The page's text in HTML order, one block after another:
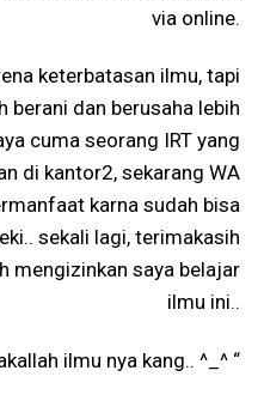
via online.
keterbatasan ilmu, tapi
berani dan berusaha lebih
cuma seorang IRT yang
di kantor2, sekarang WA
karna sudah bisa
sekali lagi, terimakasih
mengizinkan saya belajar
ilmu ini..
ilmu nya kang.. ^_^ “